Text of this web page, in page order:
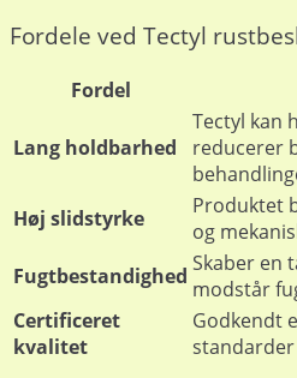
Fordele ved Tectyl
Fordel
Lang holdbarhed
Tectyl kan
reducerer
Høj slidstyrke
Produktet
og
Fugtbestandighed Skaber en
modstår
Certificeret
kvalitet
Godkendt